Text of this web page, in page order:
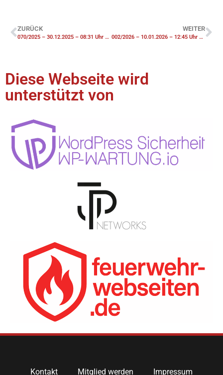
ZURÜCK
070/2025 – 30.12.2025 – 08:31 Uhr – TH1 Wasserschaden Gebäude
WEITER
002/2026 – 10.01.2026 – 12:45 Uhr – TH1 Unterstützung Rettungsdienst
Diese Webseite wird
unterstützt von​
Kontakt Mitglied werden Impressum